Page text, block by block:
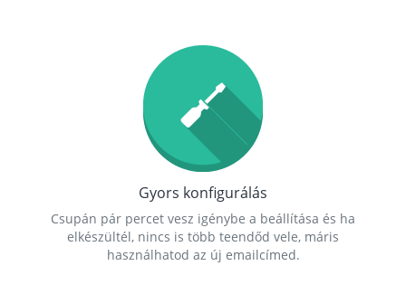
Gyors konfigurálás
Csupán pár percet vesz igénybe a beállítása és ha
elkészültél, nincs is több teendőd vele, máris
használhatod az új emailcímed.